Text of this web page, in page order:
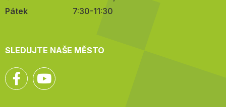
Pátek
7:30-11:30
SLEDUJTE NAŠE MĚSTO
Facebook